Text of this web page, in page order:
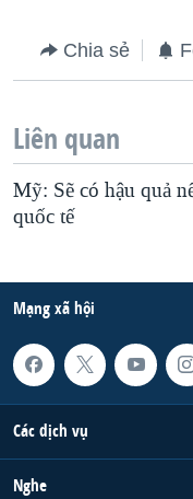
Chia sẻ
Liên quan
Mỹ: Sẽ có hậu quả
quốc tế
Mạng xã hội
Các dịch vụ
Nghe